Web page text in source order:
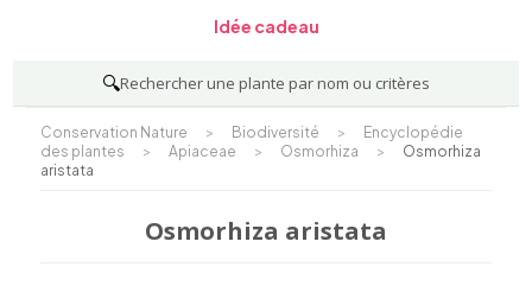
Idée cadeau
🔍Rechercher une plante par nom ou critères
Conservation Nature > Biodiversité >
Encyclopédie
des plantes
> Apiaceae > Osmorhiza >
Osmorhiza
aristata
Osmorhiza aristata